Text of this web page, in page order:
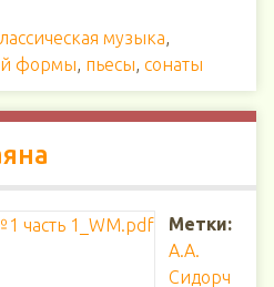
музыка,
формы, пьесы, сонаты
Метки:
А.А.
Сидорч